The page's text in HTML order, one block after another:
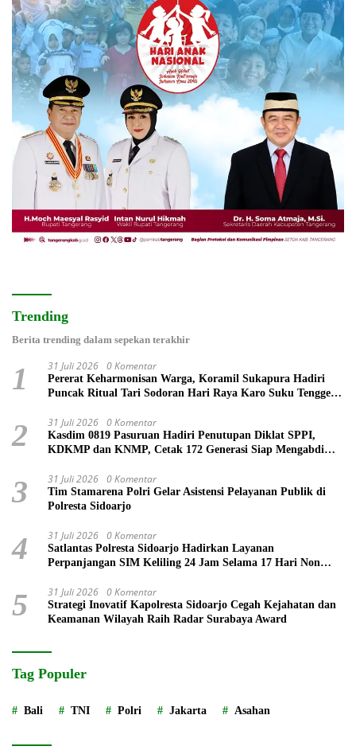
Trending
Berita trending dalam sepekan terakhir
1 31 Juli 2026 0 Komentar
Pererat Keharmonisan Warga, Koramil Sukapura Hadiri
Puncak Ritual Tari Sodoran Hari Raya Karo Suku Tengger
2 31 Juli 2026 0 Komentar
Kasdim 0819 Pasuruan Hadiri Penutupan Diklat SPPI,
KDKMP dan KNMP, Cetak 172 Generasi Siap Mengabdi
3 31 Juli 2026 0 Komentar
Tim Stamarena Polri Gelar Asistensi Pelayanan Publik di
Polresta Sidoarjo
4 31 Juli 2026 0 Komentar
Satlantas Polresta Sidoarjo Hadirkan Layanan
Perpanjangan SIM Keliling 24 Jam Selama 17 Hari Non
5 31 Juli 2026 0 Komentar
Strategi Inovatif Kapolresta Sidoarjo Cegah Kejahatan dan
Keamanan Wilayah Raih Radar Surabaya Award
Tag Populer
Bali TNI Polri Jakarta Asahan